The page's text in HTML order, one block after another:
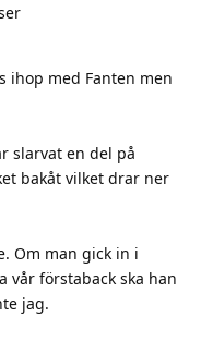
ihop med Fanten men
slarvat en del på
bakåt vilket drar ner
Om man gick in i
vår förstaback ska han
jag.